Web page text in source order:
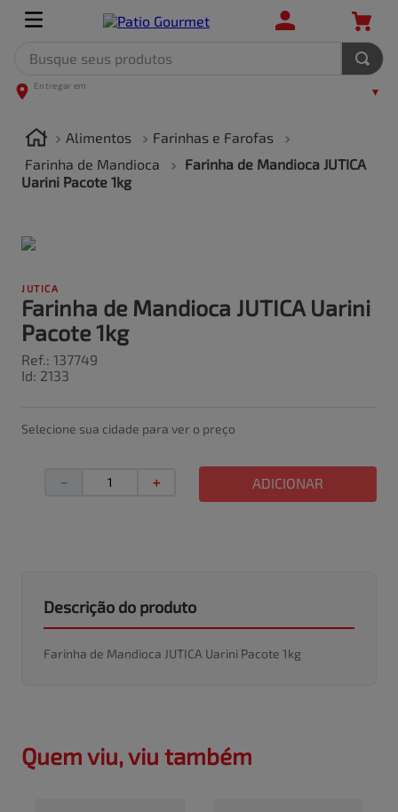
Alimentos
Farinhas e Farofas
Farinha de Mandioca
Farinha de Mandioca JUTICA
Uarini Pacote 1kg
JUTICA
Farinha de Mandioca JUTICA Uarini
Pacote 1kg
Ref. : 137749
Id: 2133
Selecione sua cidade para ver o preço
＋
－ ADICIONAR
Descrição do produto
Farinha de Mandioca JUTICA Uarini Pacote 1kg
Quem viu, viu também
TERMOS MAIS BUSCADOS
2º
3º
café